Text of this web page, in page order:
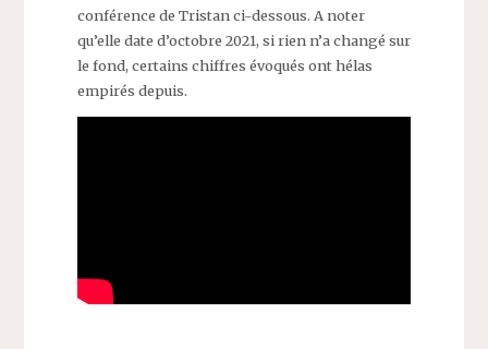
conférence de Tristan ci-dessous. A noter
qu’elle date d’octobre 2021, si rien n’a changé sur
le fond, certains chiffres évoqués ont hélas
empirés depuis.